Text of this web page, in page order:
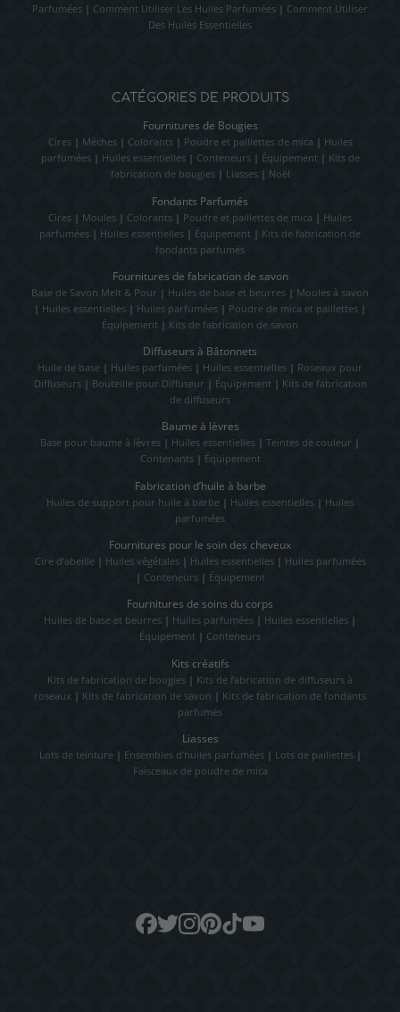
Parfumées | Comment Utiliser Les Huiles Parfumées | Comment Utiliser
Des Huiles Essentielles
CATÉGORIES DE PRODUITS
Fournitures de Bougies
Cires| Mèches| Colorants| Poudre et paillettes de mica | Huiles
parfumées| Huiles essentielles| Conteneurs| Équipement | Kits de
fabrication de bougies| Liasses| Noël
Fondants Parfumés
Cires | Moules | Colorants | Poudre et paillettes de mica | Huiles
parfumées | Huiles essentielles | Équipement | Kits de fabrication de
fondants parfumés
Fournitures de fabrication de savon
Base de Savon Melt & Pour | Huiles de base et beurres | Moules à savon
| Huiles essentielles | Huiles parfumées | Poudre de mica et paillettes |
Équipement | Kits de fabrication de savon
Diffuseurs à Bâtonnets
Huile de base | Huiles parfumées | Huiles essentielles | Roseaux pour
Diffuseurs| Bouteille pour Diffuseur | Équipement| Kits de fabrication
de diffuseurs
Baume à lèvres
Base pour baume à lèvres | Huiles essentielles | Teintes de couleur |
Contenants| Équipement
Fabrication d’huile à barbe
Huiles de support pour huile à barbe | Huiles essentielles | Huiles
parfumées
Fournitures pour le soin des cheveux
Cire d’abeille| Huiles végétales| Huiles essentielles| Huiles parfumées
| Conteneurs| Équipement
Fournitures de soins du corps
Huiles de base et beurres | Huiles parfumées | Huiles essentielles |
Équipement | Conteneurs
Kits créatifs
Kits de fabrication de bougies | Kits de fabrication de diffuseurs à
roseaux | Kits de fabrication de savon | Kits de fabrication de fondants
parfumés
Liasses
Lots de teinture| Ensembles d’huiles parfumées| Lots de paillettes|
Faisceaux de poudre de mica